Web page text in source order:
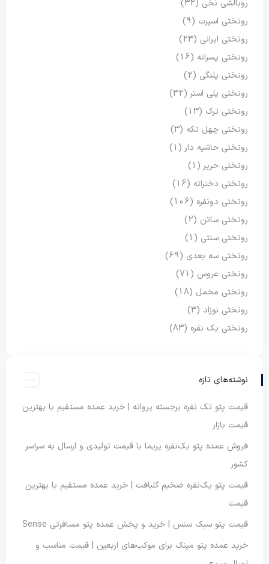
روبالشی نخی (32)
روتختی اسپرت (9)
روتختی ایرانی (23)
روتختی پسرانه (16)
روتختی پلنگی (2)
روتختی پلی استر (32)
روتختی ترک (13)
روتختی چهل تکه (3)
روتختی حاشیه دار (1)
روتختی حریر (1)
روتختی دخترانه (16)
روتختی دونفره (106)
روتختی ساتن (2)
روتختی سنتی (1)
روتختی سه بعدی (69)
روتختی عروس (71)
روتختی مخمل (18)
روتختی نوزاد (3)
روتختی یک نفره (83)
نوشته‌های تازه
قیمت پتو تک نفره برجسته پروانه | خرید عمده مستقیم با بهترین
قیمت بازار
فروش عمده پتو یک‌نفره پریما با قیمت تولیدی و ارسال به سراسر
کشور
قیمت پتو یک‌نفره ضخیم گلبافت | خرید عمده مستقیم با بهترین
قیمت
قیمت پتو سبک سنس | خرید و پخش عمده پتو مسافرتی Sense
خرید عمده پتو مینک برای موکب‌های اربعین | قیمت مناسب و